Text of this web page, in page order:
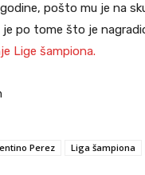
pošto mu je na
po tome što je
Lige šampiona.
Perez Liga šampiona